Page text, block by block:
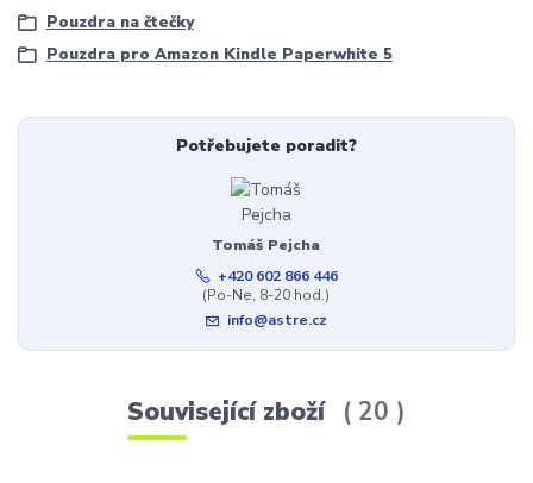
Pouzdra na čtečky
Pouzdra pro Amazon Kindle Paperwhite 5
Potřebujete poradit?
Tomáš Pejcha
+420 602 866 446
(Po-Ne, 8-20 hod.)
info@astre.cz
Související zboží 20